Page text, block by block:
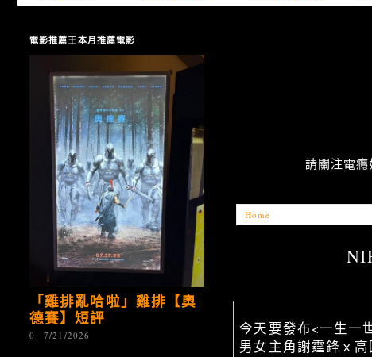
請關注電
Home
今天要發布<一生一
男女主角謝霆鋒ｘ
電影推薦王本月推薦電影
「雞排亂哈啦」雞排【奧
德賽】短評
0 7/21/2026